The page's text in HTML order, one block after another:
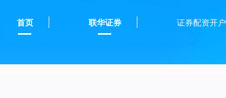
首页 联华证券 证券配资开户